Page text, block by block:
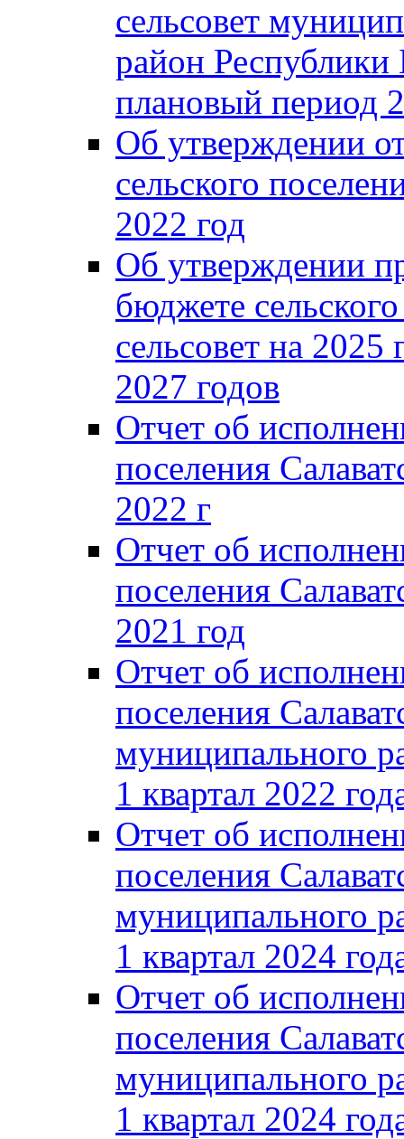
сельсовет
район Республики
плановый период
Об утверждении
сельского
2022 год
Об утверждении
бюджете
сельсовет на
2027 годов
Отчет об
поселения
2022 г
Отчет об
поселения
2021 год
Отчет об
поселения
муниципального
1 квартал 2022
Отчет об
поселения
муниципального
1 квартал 2024
Отчет об
поселения
муниципального
1 квартал 2024